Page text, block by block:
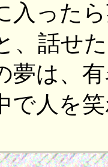
入った
、話せ
夢は、
で人を